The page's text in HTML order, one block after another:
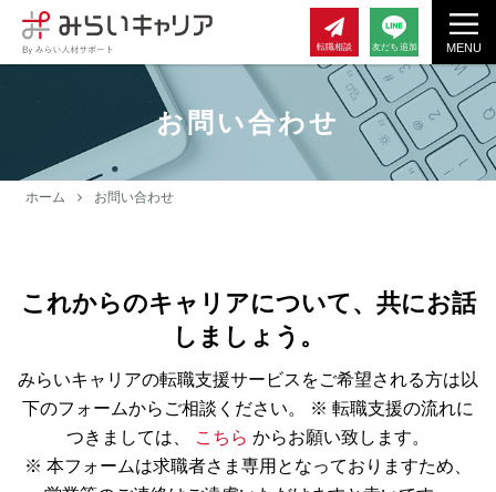
MENU
転職相談 友だち追加
お問い合わせ
ホーム お問い合わせ
これからのキャリアについて、共にお話
しましょう。
みらいキャリアの転職支援サービスをご希望される方は以
下のフォームからご相談ください。
※ 転職支援の流れに
つきましては、
こちら からお願い致します。
※ 本フォームは求職者さま専用となっておりますため、